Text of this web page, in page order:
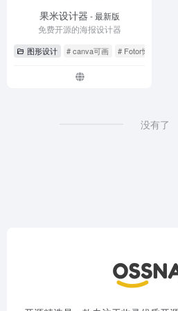
果米设计器 - 最新版
免费开源的海报设计器
图形设计 # canva可画 # Fotor懒设计
没有了